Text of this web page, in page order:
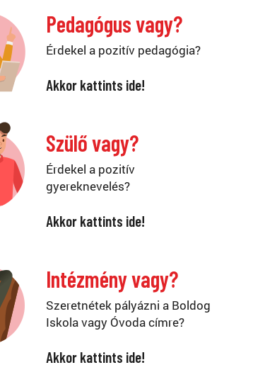
Pedagógus vagy?
Érdekel a pozitív pedagógia?
Akkor kattints ide!
Szülő vagy?
Érdekel a pozitív
gyereknevelés?
Akkor kattints ide!
Intézmény vagy?
Szeretnétek pályázni a Boldog
Iskola vagy Óvoda címre?
Akkor kattints ide!